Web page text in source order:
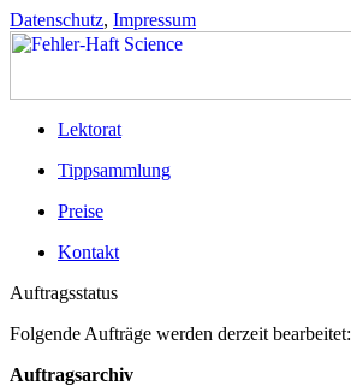
Datenschutz, Impressum
Lektorat
Tippsammlung
Preise
Kontakt
Auftragsstatus
Folgende Aufträge werden derzeit bearbeitet:
Auftragsarchiv